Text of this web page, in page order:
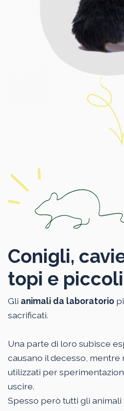
Conigli,
topi e
Gli animali da laboratorio
sacrificati.
Una parte di loro subisce
causano il decesso,
utilizzati per
uscire.
Spesso però tutti gli animali